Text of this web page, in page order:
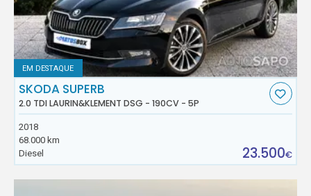
EM DESTAQUE
SKODA SUPERB
2.0 TDI LAURIN&KLEMENT DSG - 190CV - 5P
2018
68.000 km
Diesel
23.500€